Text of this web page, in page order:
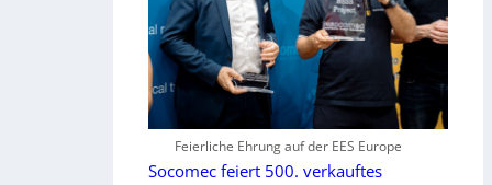
Feierliche Ehrung auf der EES Europe
Socomec feiert 500. verkauftes